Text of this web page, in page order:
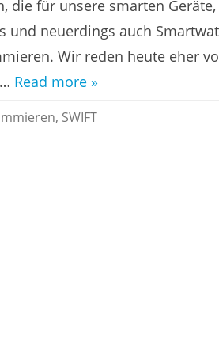
die für unsere smarten
und neuerdings auch
Wir reden heute eher
Read more »
, SWIFT